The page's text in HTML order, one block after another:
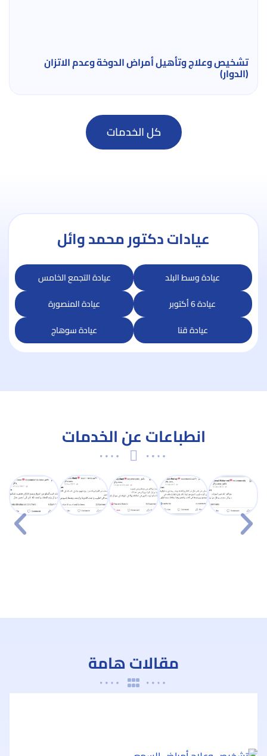
تشخيص وعلاج وتأهيل أمراض الدوخة وعدم الاتزان
(الدوار)
كل الخدمات
عيادات دكتور محمد وائل
عيادة وسط البلد
عيادة التجمع الخامس
عيادة 6 أكتوبر
عيادة المنصورة
عيادة قنا
عيادة سوهاج
انطباعات عن الخدمات
مقالات هامة